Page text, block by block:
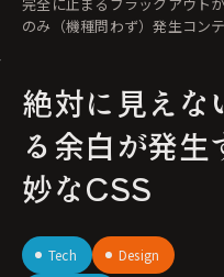
完全に止まるブラックアウトが発生。 条件内容発生端
のみ（機種問わず）発生コン
絶対に見えな
る余白が発
妙なCSS
Tech
Design